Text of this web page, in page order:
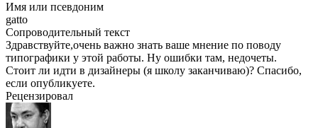
Имя или псевдоним
gatto
Сопроводительный текст
Здравствуйте,очень важно знать ваше мнение по поводу
типографики у этой работы. Ну ошибки там, недочеты.
Стоит ли идти в дизайнеры (я школу заканчиваю)? Спасибо,
если опубликуете.
Рецензировал